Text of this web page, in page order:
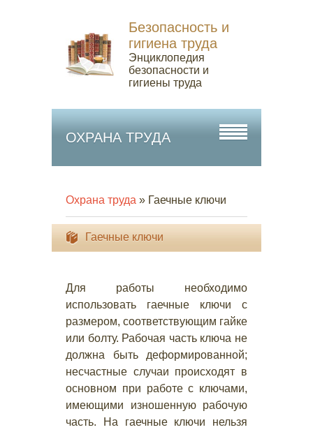
Безопасность и
гигиена труда
Энциклопедия
безопасности и
гигиены труда
ОХРАНА ТРУДА
Охрана труда » Гаечные ключи
Гаечные ключи
Для работы необходимо
использовать гаечные ключи с
размером, соответствующим гайке
или болту. Рабочая часть ключа не
должна быть деформированной;
несчастные случаи происходят в
основном при работе с ключами,
имеющими изношенную рабочую
часть. На гаечные ключи нельзя